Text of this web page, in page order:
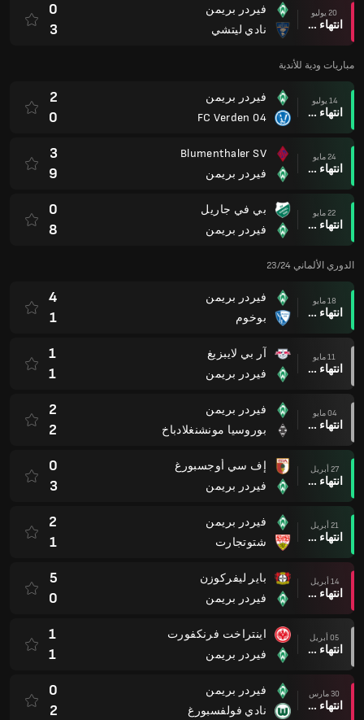
20 يوليو
انتهاء وقت المباراة
فيردر بريمن
نادي ليتشي
0
3
مباريات ودية للأندية
14 يوليو
انتهاء وقت المباراة
فيردر بريمن
FC Verden 04
2
0
24 مايو
انتهاء وقت المباراة
Blumenthaler SV
فيردر بريمن
3
9
22 مايو
انتهاء وقت المباراة
بي في جاريل
فيردر بريمن
0
8
الدوري الألماني 23/24
18 مايو
انتهاء وقت المباراة
فيردر بريمن
بوخوم
4
1
11 مايو
انتهاء وقت المباراة
آر بي لايبزيغ
فيردر بريمن
1
1
04 مايو
انتهاء وقت المباراة
فيردر بريمن
بوروسيا مونشنغلادباخ
2
2
27 أبريل
انتهاء وقت المباراة
إف سي أوجسبورغ
فيردر بريمن
0
3
21 أبريل
انتهاء وقت المباراة
فيردر بريمن
شتوتجارت
2
1
14 أبريل
انتهاء وقت المباراة
باير ليفركوزن
فيردر بريمن
5
0
05 أبريل
انتهاء وقت المباراة
اينتراخت فرنكفورت
فيردر بريمن
1
1
30 مارس
انتهاء وقت المباراة
فيردر بريمن
نادي فولفسبورغ
0
2